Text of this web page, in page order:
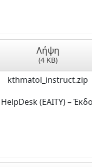
Λήψη
(4 KB)
kthmatol_instruct.zip
(EAITY) –